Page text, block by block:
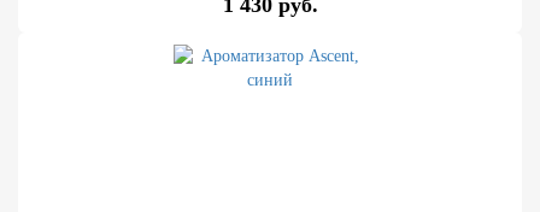
1 430 руб.